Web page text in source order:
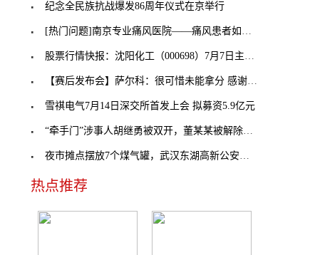
纪念全民族抗战爆发86周年仪式在京举行
[热门问题]南京专业痛风医院——痛风患者如何通过饮
股票行情快报：沈阳化工（000698）7月7日主力资金净
【赛后发布会】萨尔科：很可惜未能拿分 感谢球员和
雪祺电气7月14日深交所首发上会 拟募资5.9亿元
“牵手门”涉事人胡继勇被双开，董某某被解除劳动合
夜市摊点摆放7个煤气罐，武汉东湖高新公安及时查处
热点推荐